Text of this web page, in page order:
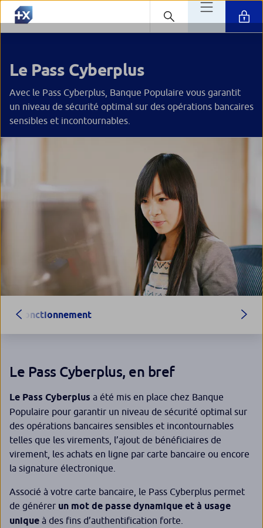
Le Pass Cyberplus
Avec le Pass Cyberplus, Banque Populaire vous garantit
un niveau de sécurité optimal sur des opérations bancaires
sensibles et incontournables.
Fonctionnement
Le Pass Cyberplus, en bref
Le Pass Cyberplus a été mis en place chez Banque
Populaire pour garantir un niveau de sécurité optimal sur
des opérations bancaires sensibles et incontournables
telles que les virements, l’ajout de bénéficiaires de
virement, les achats en ligne par carte bancaire ou encore
la signature électronique.
Associé à votre carte bancaire, le Pass Cyberplus permet
de générer un mot de passe dynamique et à usage
unique à des fins d’authentification forte.